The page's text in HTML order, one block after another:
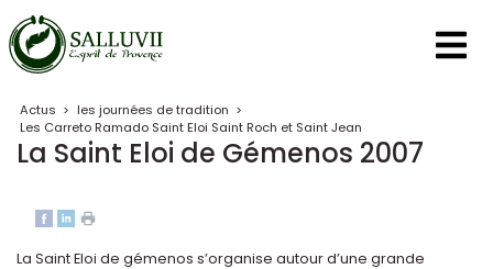
Panneau de gestion des cookies
Actus > les journées de tradition >
Les Carreto Ramado Saint Eloi Saint Roch et Saint Jean
La Saint Eloi de Gémenos 2007
La Saint Eloi de gémenos s’organise autour d’une grande